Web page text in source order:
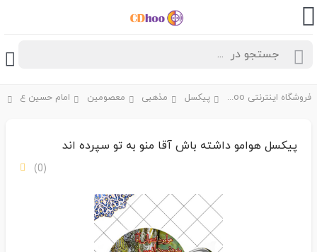
فروشگاه اینترنتی CDhoo پیکسل مذهبی معصومین امام حسین ع
پیکسل هوامو داشته باش آقا منو به تو سپرده اند
(0)